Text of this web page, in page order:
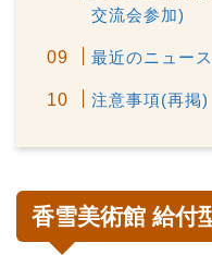
交流会参加)
最近のニュー
注意事項(再掲)
香雪美術館 給付